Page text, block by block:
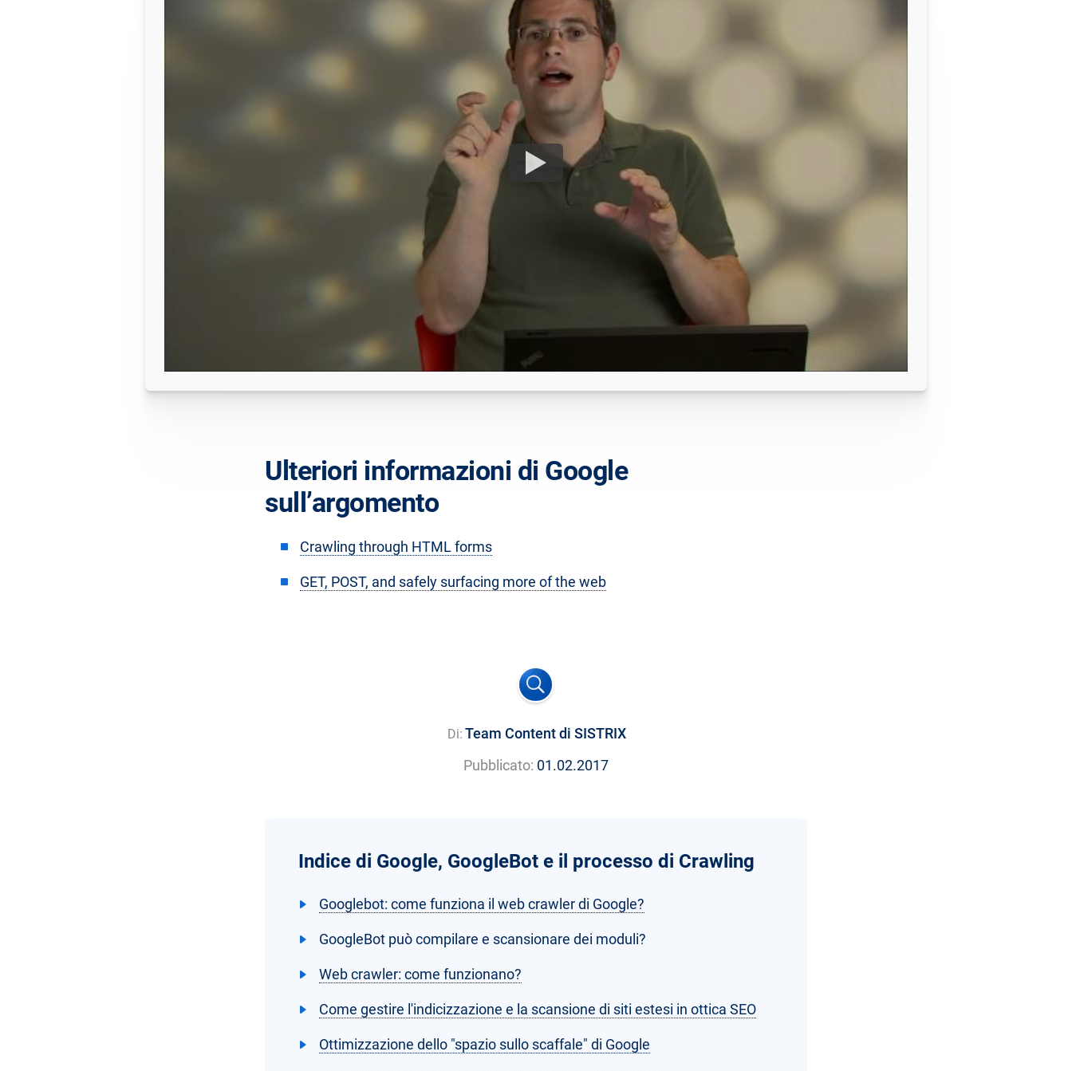
Ulteriori informazioni di Google
sull’argomento
Crawling through HTML forms
GET, POST, and safely surfacing more of the web
Di: Team Content di SISTRIX
Pubblicato: 01.02.2017
Indice di Google, GoogleBot e il processo di Crawling
Googlebot: come funziona il web crawler di Google?
GoogleBot può compilare e scansionare dei moduli?
Web crawler: come funzionano?
Come gestire l'indicizzazione e la scansione di siti estesi in ottica SEO
Ottimizzazione dello "spazio sullo scaffale" di Google